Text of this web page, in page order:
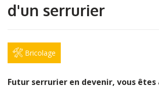
d'un serrurier
Bricolage
Futur serrurier en devenir, vous êtes